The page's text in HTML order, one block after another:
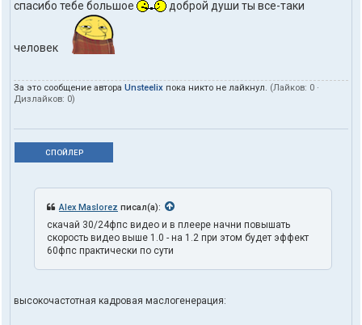
спасибо тебе большое доброй души ты все-таки
человек
За это сообщение автора Unsteelix пока никто не лайкнул. (Лайков: 0 ·
Дизлайков: 0)
СПОЙЛЕР
Alex Maslorez писал(а):
скачай 30/24фпс видео и в плеере начни повышать
скорость видео выше 1.0 - на 1.2 при этом будет эффект
60фпс практически по сути
высокочастотная кадровая маслогенерация: